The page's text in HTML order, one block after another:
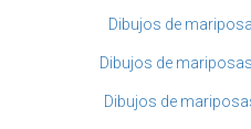
Dibujos de
Dibujos de
Dibujos de